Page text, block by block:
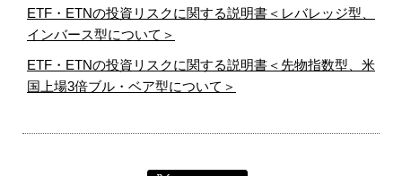
ETF・ETNの投資リスクに関する説明書＜レバレッジ型、
インバース型について＞
ETF・ETNの投資リスクに関する説明書＜先物指数型、米
国上場3倍ブル・ベア型について＞